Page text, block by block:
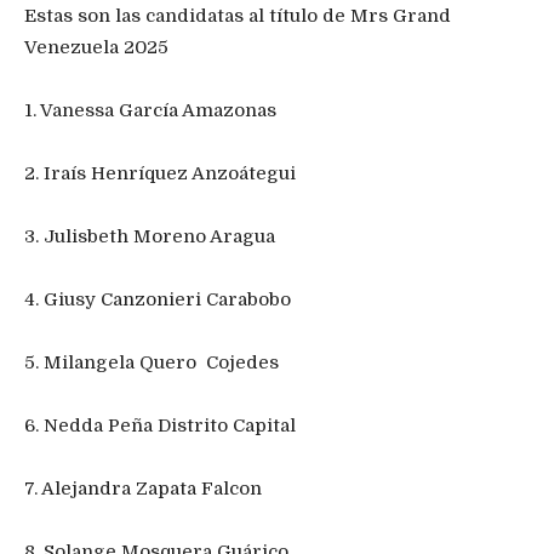
Estas son las candidatas al título de Mrs Grand
Venezuela 2025
1. Vanessa García Amazonas
2. Iraís Henríquez​ Anzoátegui
3. Julisbeth Moreno Aragua
4. Giusy Canzonieri ​Carabobo
5. Milangela Quero ​ Cojedes
6. Nedda Peña ​Distrito Capital
7. Alejandra Zapata Falcon